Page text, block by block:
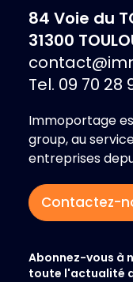
84 Voie du
31300
Tel. 09 70 28
Immoportage
group, au
entreprises
Contactez-
Abonnez-vous à
toute l'actualité